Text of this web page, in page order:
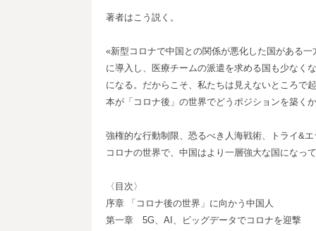
著者はこう説く。
«新型コロナで中国との関係が悪化した国がある
に導入し、医療チームの派遣を求める国も少なく
になる。だからこそ、私たちは見えないところで
本が「コロナ後」の世界でどうポジションを築く
強権的な行動制限、恐るべき人海戦術、トライ&
コロナの世界で、中国はより一層強大な国になっ
〈目次〉
序章 「コロナ後の世界」に向かう中国人
第一章 5G、AI、ビッグデータでコロナを迎撃